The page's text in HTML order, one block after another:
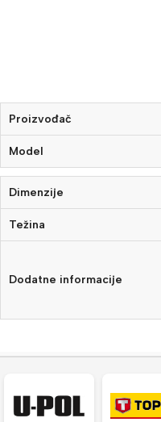
Proizvođač
Model
Dimenzije
Težina
Dodatne informacije